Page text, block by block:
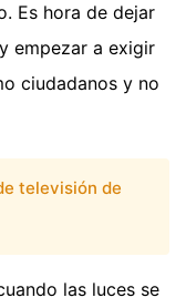
Es hora de dejar
empezar a exigir
ciudadanos y no
televisión de
las luces se